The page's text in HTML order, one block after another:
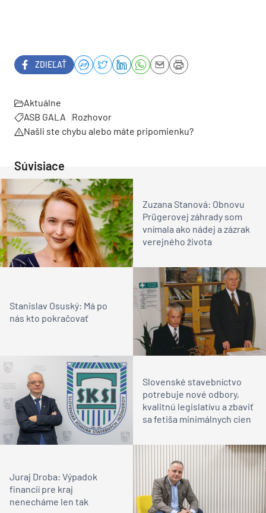
ZDIEĽAŤ
Aktuálne
ASB GALA
Rozhovor
Našli ste chybu alebo máte pripomienku?
Súvisiace
Zuzana Stanová: Obnovu
Prügerovej záhrady som
vnímala ako nádej a zázrak
verejného života
Stanislav Osuský: Má po
nás kto pokračovať
Slovenské stavebníctvo
potrebuje nové odbory,
kvalitnú legislatívu a zbaviť
sa fetiša minimálnych cien
Juraj Droba: Výpadok
financií pre kraj
nenecháme len tak